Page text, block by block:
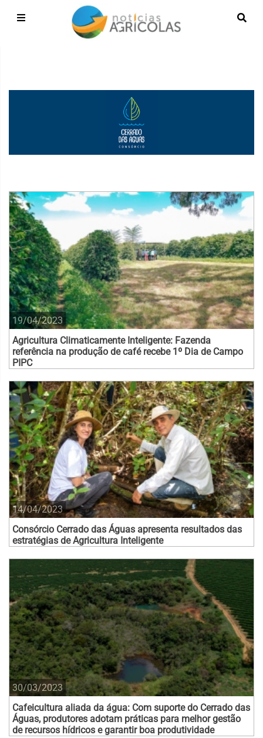
19/04/2023
Agricultura Climaticamente Inteligente: Fazenda
referência na produção de café recebe 1º Dia de Campo
PIPC
14/04/2023
Consórcio Cerrado das Águas apresenta resultados das
estratégias de Agricultura Inteligente
30/03/2023
Cafeicultura aliada da água: Com suporte do Cerrado das
Águas, produtores adotam práticas para melhor gestão
de recursos hídricos e garantir boa produtividade